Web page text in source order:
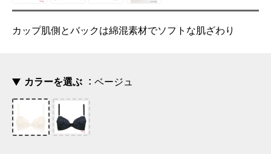
カップ肌側とバックは綿混素材でソフトな肌ざわり
カラーを選ぶ ベージュ